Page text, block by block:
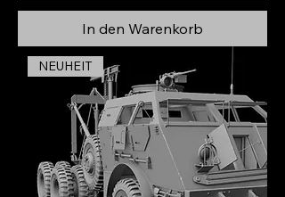
In den Warenkorb
NEUHEIT